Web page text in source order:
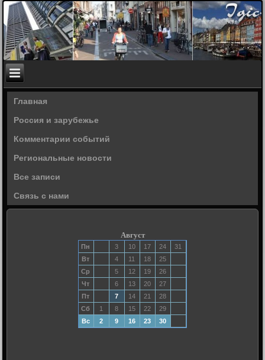
Главная
Россия и зарубежье
Комментарии событий
Региональные новости
Все записи
Связь с нами
Август
Пн 3 10 17 24
31
Вт
4 11 18
25
Ср
5 12 19
26
Чт
6 13 20
27
Пт
7 14 21
28
Сб
1 8 15 22
29
Вс
2 9 16 23 30